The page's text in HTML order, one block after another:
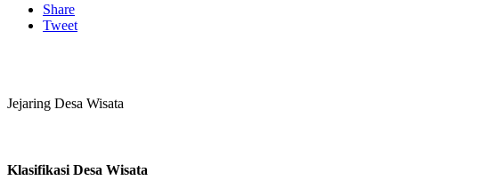
Share
Tweet
Jejaring Desa Wisata
Klasifikasi Desa Wisata